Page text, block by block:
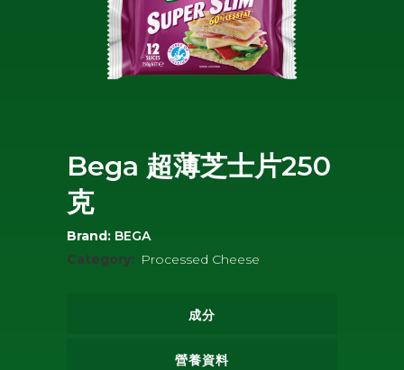
Bega 超薄芝士片250
克
Brand: BEGA
Category: Processed Cheese
成分
營養資料